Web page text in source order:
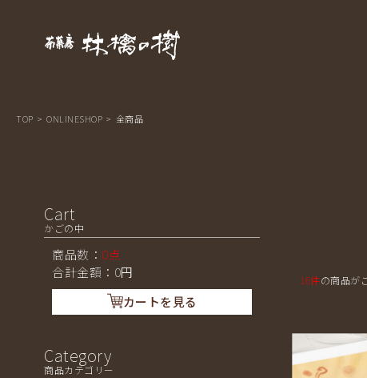
熊本県南小国 茶菓房 林檎の樹
TOP > ONLINESHOP > 全商品
16件の商品が
Cart
かごの中
商品数： 0点
合計金額： 0円
カートを見る
Category
商品カテゴリー